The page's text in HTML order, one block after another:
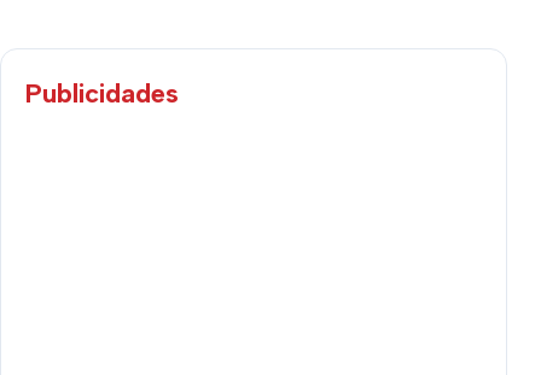
Publicidades